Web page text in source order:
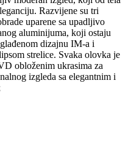
Razvijene su tri
uparene sa upadljivo
aluminijuma, koji ostaju
dizajnu IM-a i
strelice. Svaka olovka je
obloženim ukrasima za
izgleda sa elegantnim i